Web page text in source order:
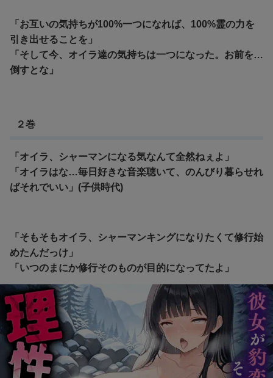
「お互いの気持ちが100%一つになれば、100%霊の力を
引き出せることを」
「そして今、オイラ達の気持ちは一つになった。お前を…
倒すとな」
２巻
「オイラ、シャーマンになる気なんて全然ねぇよ」
「オイラはな…毎日好きな音楽聴いて、のんびり暮らせれ
ばそれでいい」(子供時代)
「そもそもオイラ、シャーマンキングになりたくて修行始
めたんだっけ」
「いつのまにか修行そのものが目的になってたよ」